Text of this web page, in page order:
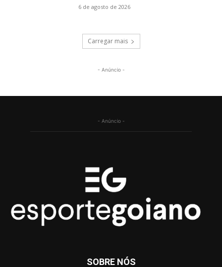
6 de agosto de 2026
Carregar mais
- Anúncio -
- Anúncio -
SOBRE NÓS